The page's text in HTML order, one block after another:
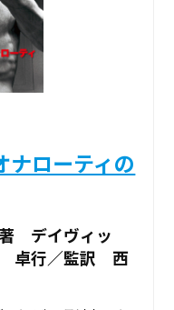
ナローティの
デイヴィッ
卓行／監訳 西